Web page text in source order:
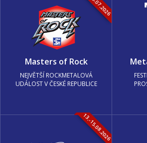
Masters of Rock
NEJVĚTŠÍ ROCKMETALOVÁ
UDÁLOST V ČESKÉ REPUBLICE
13.-15.08.2026